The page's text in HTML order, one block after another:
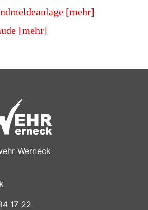
[mehr]
[mehr]
Werneck
17 22